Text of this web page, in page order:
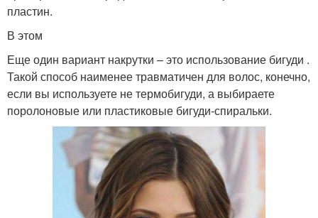
пластин.
В этом
Еще один вариант накрутки – это использование бигуди .
Такой способ наименее травматичен для волос, конечно,
если вы используете не термобигуди, а выбираете
поролоновые или пластиковые бигуди-спиральки.